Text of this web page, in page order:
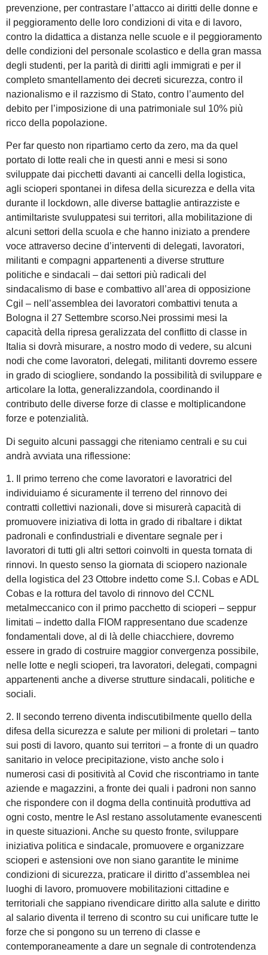
prevenzione, per contrastare l’attacco ai diritti delle donne e
il peggioramento delle loro condizioni di vita e di lavoro,
contro la didattica a distanza nelle scuole e il peggioramento
delle condizioni del personale scolastico e della gran massa
degli studenti, per la parità di diritti agli immigrati e per il
completo smantellamento dei decreti sicurezza, contro il
nazionalismo e il razzismo di Stato, contro l’aumento del
debito per l’imposizione di una patrimoniale sul 10% più
ricco della popolazione.
Per far questo non ripartiamo certo da zero, ma da quel
portato di lotte reali che in questi anni e mesi si sono
sviluppate dai picchetti davanti ai cancelli della logistica,
agli scioperi spontanei in difesa della sicurezza e della vita
durante il lockdown, alle diverse battaglie antirazziste e
antimiltariste svuluppatesi sui territori, alla mobilitazione di
alcuni settori della scuola e che hanno iniziato a prendere
voce attraverso decine d’interventi di delegati, lavoratori,
militanti e compagni appartenenti a diverse strutture
politiche e sindacali – dai settori più radicali del
sindacalismo di base e combattivo all’area di opposizione
Cgil – nell’assemblea dei lavoratori combattivi tenuta a
Bologna il 27 Settembre scorso.Nei prossimi mesi la
capacità della ripresa geralizzata del conflitto di classe in
Italia si dovrà misurare, a nostro modo di vedere, su alcuni
nodi che come lavoratori, delegati, militanti dovremo essere
in grado di sciogliere, sondando la possibilità di sviluppare e
articolare la lotta, generalizzandola, coordinando il
contributo delle diverse forze di classe e moltiplicandone
forze e potenzialità.
Di seguito alcuni passaggi che riteniamo centrali e su cui
andrà avviata una riflessione:
1. Il primo terreno che come lavoratori e lavoratrici del
individuiamo é sicuramente il terreno del rinnovo dei
contratti collettivi nazionali, dove si misurerà capacità di
promuovere iniziativa di lotta in grado di ribaltare i diktat
padronali e confindustriali e diventare segnale per i
lavoratori di tutti gli altri settori coinvolti in questa tornata di
rinnovi. In questo senso la giornata di sciopero nazionale
della logistica del 23 Ottobre indetto come S.I. Cobas e ADL
Cobas e la rottura del tavolo di rinnovo del CCNL
metalmeccanico con il primo pacchetto di scioperi – seppur
limitati – indetto dalla FIOM rappresentano due scadenze
fondamentali dove, al di là delle chiacchiere, dovremo
essere in grado di costruire maggior convergenza possibile,
nelle lotte e negli scioperi, tra lavoratori, delegati, compagni
appartenenti anche a diverse strutture sindacali, politiche e
sociali.
2. Il secondo terreno diventa indiscutibilmente quello della
difesa della sicurezza e salute per milioni di proletari – tanto
sui posti di lavoro, quanto sui territori – a fronte di un quadro
sanitario in veloce precipitazione, visto anche solo i
numerosi casi di positività al Covid che riscontriamo in tante
aziende e magazzini, a fronte dei quali i padroni non sanno
che rispondere con il dogma della continuità produttiva ad
ogni costo, mentre le Asl restano assolutamente evanescenti
in queste situazioni. Anche su questo fronte, sviluppare
iniziativa politica e sindacale, promuovere e organizzare
scioperi e astensioni ove non siano garantite le minime
condizioni di sicurezza, praticare il diritto d’assemblea nei
luoghi di lavoro, promuovere mobilitazioni cittadine e
territoriali che sappiano rivendicare diritto alla salute e diritto
al salario diventa il terreno di scontro su cui unificare tutte le
forze che si pongono su un terreno di classe e
contemporaneamente a dare un segnale di controtendenza